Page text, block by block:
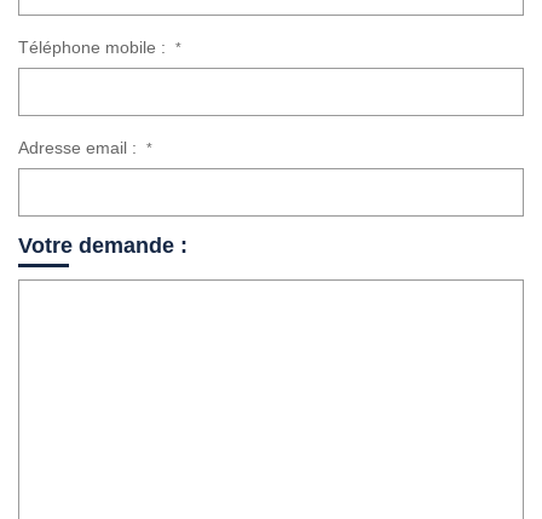
Téléphone mobile : *
Adresse email : *
Votre demande :